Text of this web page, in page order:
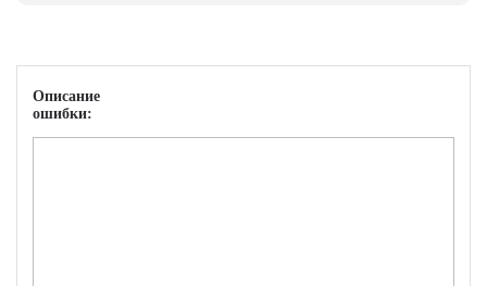
Описание
ошибки: